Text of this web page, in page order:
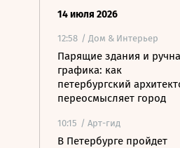
14 июля 2026
12:58 / Дом & Интерьер
Парящие здания и
графика: как
петербургский
переосмысляет город
10:15 / Арт-гид
В Петербурге пройдет